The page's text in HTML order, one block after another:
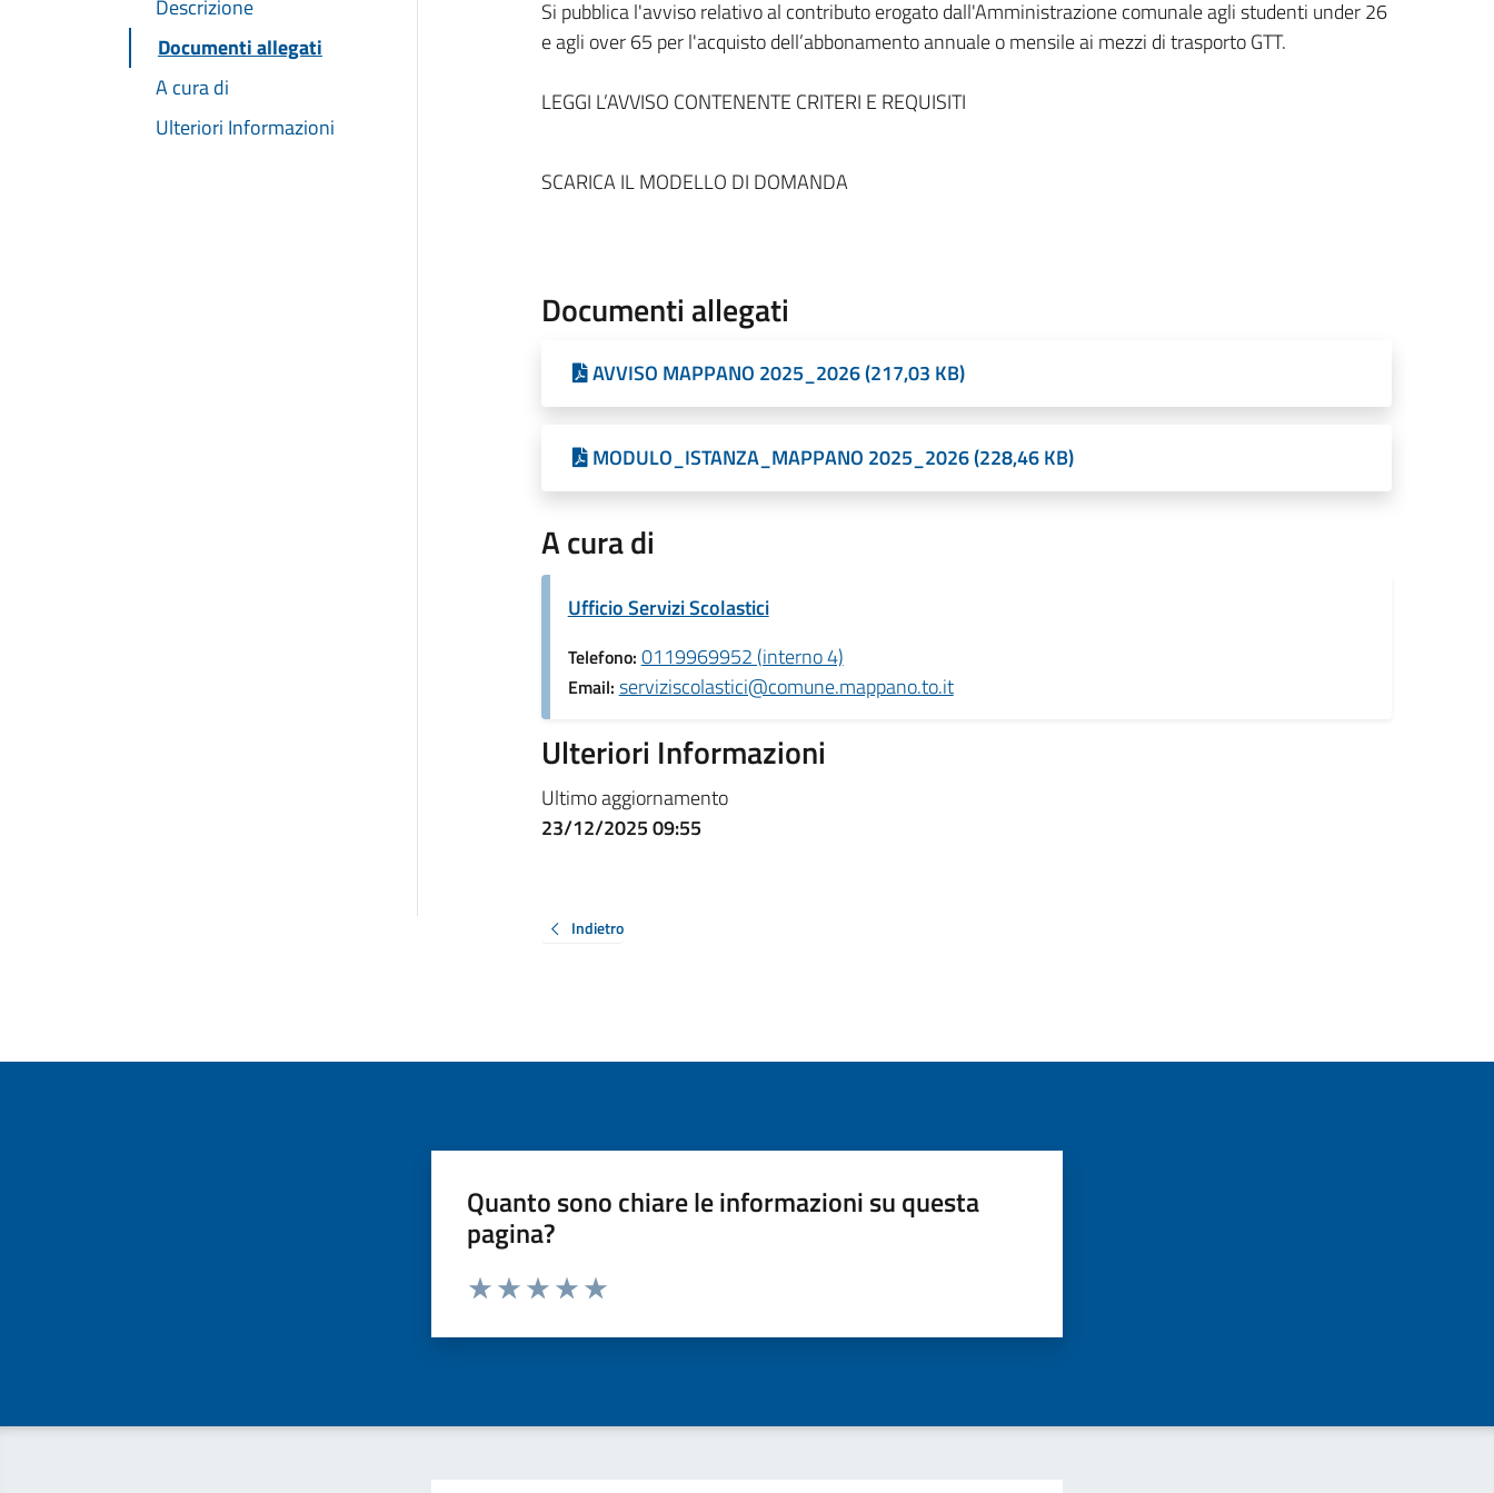
Descrizione
Documenti allegati
A cura di
Ulteriori Informazioni
Si pubblica l'avviso relativo al contributo erogato dall'Amministrazione comunale agli studenti under 26
e agli over 65 per l'acquisto dell’abbonamento annuale o mensile ai mezzi di trasporto GTT.
LEGGI L’AVVISO CONTENENTE CRITERI E REQUISITI
SCARICA IL MODELLO DI DOMANDA
Documenti allegati
AVVISO MAPPANO 2025_2026 (217,03 KB)
MODULO_ISTANZA_MAPPANO 2025_2026 (228,46 KB)
A cura di
Ufficio Servizi Scolastici
Telefono: 0119969952 (interno 4)
Email: serviziscolastici@comune.mappano.to.it
Ulteriori Informazioni
Ultimo aggiornamento
23/12/2025 09:55
Indietro
Quanto sono chiare le informazioni su questa
pagina?
Valuta da 1 a 5 stelle la pagina